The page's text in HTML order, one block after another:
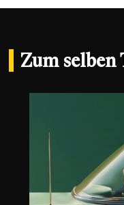
Zum selben